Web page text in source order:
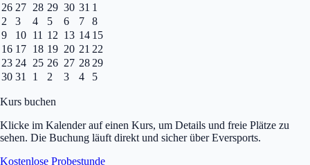
26 27 28 29 30 31 1
2
3 4 5 6 7
8
9
10 11 12 13 14 15
16 17 18 19 20 21 22
23 24 25 26 27 28 29
30 31 1 2 3 4 5
Kurs buchen
Klicke im Kalender auf einen Kurs, um Details und freie Plätze zu
sehen. Die Buchung läuft direkt und sicher über Eversports.
Kostenlose Probestunde